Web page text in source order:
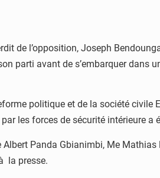
de l’opposition, Joseph
parti avant de s’embarquer
politique et de la société
les forces de sécurité intérieure
Panda Gbianimbi, Me
la presse.